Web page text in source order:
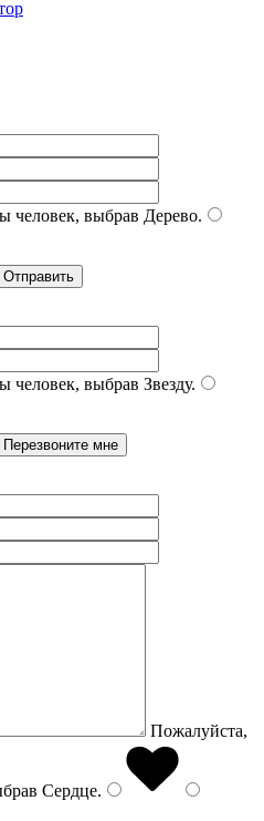
человек, выбрав Дерево.
человек, выбрав Звезду.
Пожалуйста,
Сердце.